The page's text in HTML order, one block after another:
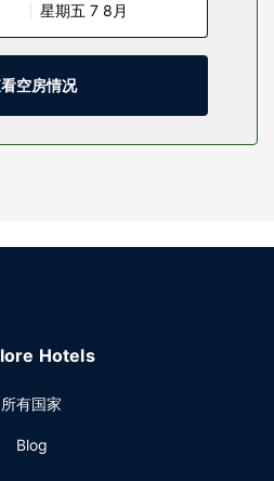
外游泳池等度假设施，此外还有
星期五 7 8月
空房情况
Hotels
所有国家
Blog